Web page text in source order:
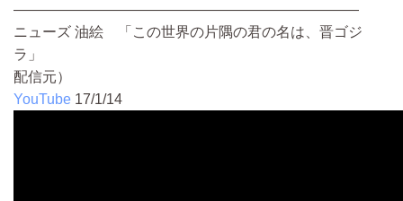
————————————————————————
ニューズ 油絵 「この世界の片隅の君の名は、晋ゴジ
ラ」
配信元）
YouTube 17/1/14